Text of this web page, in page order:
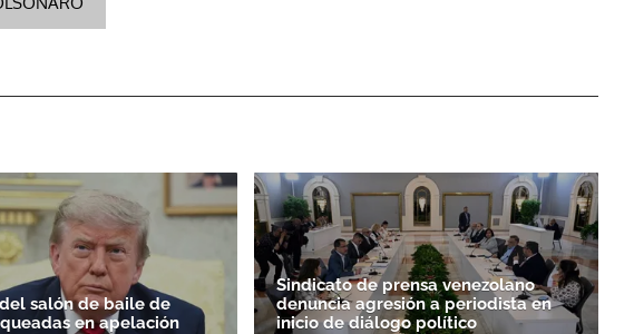
salón de baile de
en apelación
Sindicato de prensa venezolano
denuncia agresión a periodista en
inicio de diálogo político